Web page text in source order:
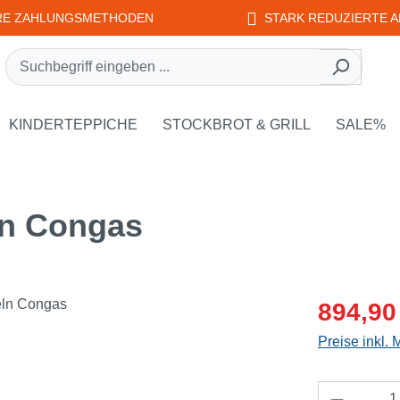
ZAHLUNGSMETHODEN STARK REDUZIERTE
EDUPLAY
der Kategorie WEPLAY
KINDERTEPPICHE STOCKBROT & GRILL SALE%
Congas
Preise inkl.